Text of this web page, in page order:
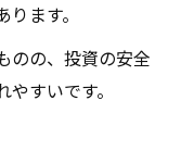
ます。
のの、投資の安全
すいです。